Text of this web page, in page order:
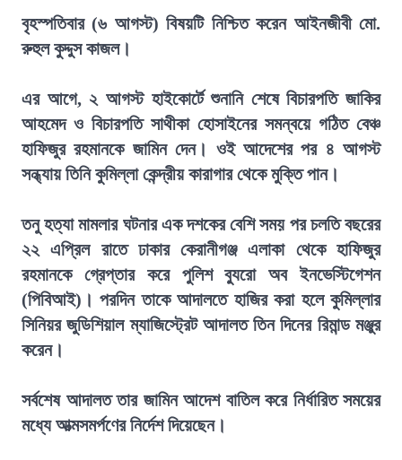
বৃহস্পতিবার (৬ আগস্ট) বিষয়টি নিশ্চিত করেন আইনজীবী মো.
রুহুল কুদ্দুস কাজল।
এর আগে, ২ আগস্ট হাইকোর্টে শুনানি শেষে বিচারপতি জাকির
আহমেদ ও বিচারপতি সাথীকা হোসাইনের সমন্বয়ে গঠিত বেঞ্চ
হাফিজুর রহমানকে জামিন দেন। ওই আদেশের পর ৪ আগস্ট
সন্ধ্যায় তিনি কুমিল্লা কেন্দ্রীয় কারাগার থেকে মুক্তি পান।
তনু হত্যা মামলার ঘটনার এক দশকের বেশি সময় পর চলতি বছরের
২২ এপ্রিল রাতে ঢাকার কেরানীগঞ্জ এলাকা থেকে হাফিজুর
রহমানকে গ্রেপ্তার করে পুলিশ ব্যুরো অব ইনভেস্টিগেশন
(পিবিআই)। পরদিন তাকে আদালতে হাজির করা হলে কুমিল্লার
সিনিয়র জুডিশিয়াল ম্যাজিস্ট্রেট আদালত তিন দিনের রিমান্ড মঞ্জুর
করেন।
সর্বশেষ আদালত তার জামিন আদেশ বাতিল করে নির্ধারিত সময়ের
মধ্যে আত্মসমর্পণের নির্দেশ দিয়েছেন।